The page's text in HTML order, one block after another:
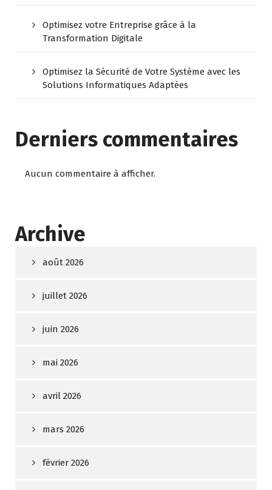
Optimisez votre Entreprise grâce à la
Transformation Digitale
Optimisez la Sécurité de Votre Système avec les
Solutions Informatiques Adaptées
Derniers commentaires
Aucun commentaire à afficher.
Archive
août 2026
juillet 2026
juin 2026
mai 2026
avril 2026
mars 2026
février 2026